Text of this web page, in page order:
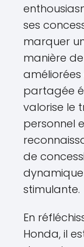
ses
marquer
manière
améliorées
partagée
valorise le
personnel
de
stimulante.
En
Honda, il